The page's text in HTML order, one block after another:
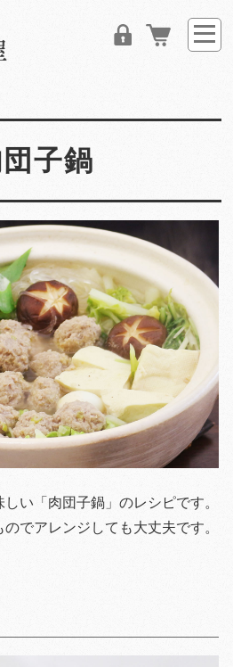
子鍋
い「肉団子鍋」のレシピです。
でアレンジしても大丈夫です。